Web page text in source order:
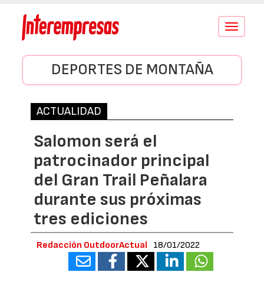
Conmutar
DEPORTES DE MONTAÑA
ACTUALIDAD
Salomon será el
patrocinador principal
del Gran Trail Peñalara
durante sus próximas
tres ediciones
Redacción OutdoorActual 18/01/2022